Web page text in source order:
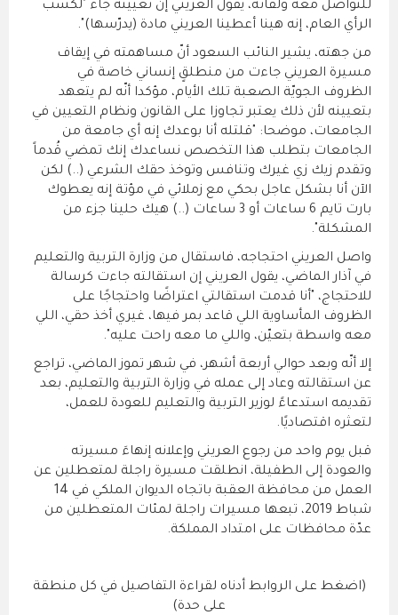
للتواصل معه ولقائه، يقول العريني إن تعيينه جاء "لكسب
الرأي العام، إنه هينا أعطينا العريني مادة (يدرّسها)".
من جهته، يشير النائب السعود أنّ مساهمته في إيقاف
مسيرة العريني جاءت من منطلقٍ إنساني خاصة في
الظروف الجويّة الصعبة تلك الأيام، مؤكدا أنّه لم يتعهد
بتعيينه لأن ذلك يعتبر تجاوزا على القانون ونظام التعيين في
الجامعات، موضحا: "قلتله أنا بوعدك إنه أي جامعة من
الجامعات بتطلب هذا التخصص نساعدك إنك تمضي قُدماً
وتقدم زيك زي غيرك وتنافس وتوخذ حقك الشرعي (..) لكن
الآن أنا بشكل عاجل بحكي مع زملائي في مؤتة إنه يعطوك
بارت تايم 6 ساعات أو 3 ساعات (..) هيك حلينا جزء من
المشكلة".
واصل العريني احتجاجه، فاستقال من وزارة التربية والتعليم
في آذار الماضي، يقول العريني إن استقالته جاءت كرسالة
للاحتجاج، "أنا قدمت استقالتي اعتراضًا واحتجاجًا على
الظروف المأساوية اللي قاعد بمر فيها، غيري أخذ حقي، اللي
معه واسطة بتعيّن، واللي ما معه راحت عليه".
إلا أنّه وبعد حوالي أربعة أشهر، في شهر تموز الماضي، تراجع
عن استقالته وعاد إلى عمله في وزارة التربية والتعليم، بعد
تقديمه استدعاءً لوزير التربية والتعليم للعودة للعمل،
لتعثره اقتصاديًا.
قبل يوم واحد من رجوع العريني وإعلانه إنهاءَ مسيرته
والعودة إلى الطفيلة، انطلقت مسيرة راجلة لمتعطلين عن
العمل من محافظة العقبة باتجاه الديوان الملكي في 14
شباط 2019، تبعها مسيرات راجلة لمئات المتعطلين من
عدّة محافظات على امتداد المملكة.
(اضغط على الروابط أدناه لقراءة التفاصيل في كل منطقة
على حدة)